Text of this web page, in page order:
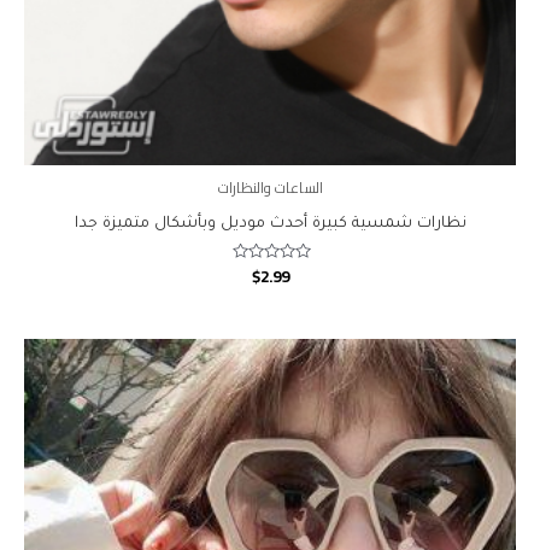
الساعات والنظارات
نظارات شمسية كبيرة أحدث موديل وبأشكال متميزة جدا
Rated
$2.99